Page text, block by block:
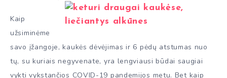
Kaip
užsiminėme
savo įžangoje, kaukės dėvėjimas ir 6 pėdų atstumas nuo
tų, su kuriais negyvenate, yra lengviausi būdai saugiai
vykti vykstančios COVID-19 pandemijos metu. Bet kaip